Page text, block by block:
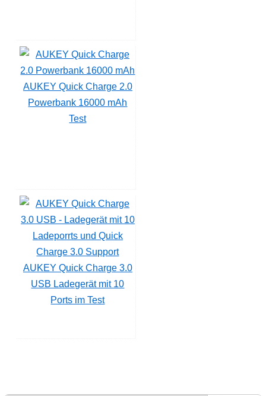
AUKEY Quick Charge 2.0
Powerbank 16000 mAh
Test
AUKEY Quick Charge 3.0
USB Ladegerät mit 10
Ports im Test